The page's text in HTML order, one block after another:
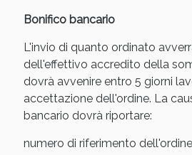
Bonifico bancario
L'invio di quanto ordinato
dell'effettivo accredito della
dovrà avvenire entro 5 giorni
accettazione dell'ordine. La
bancario dovrà riportare:
numero di riferimento
Sconto fino al 55%